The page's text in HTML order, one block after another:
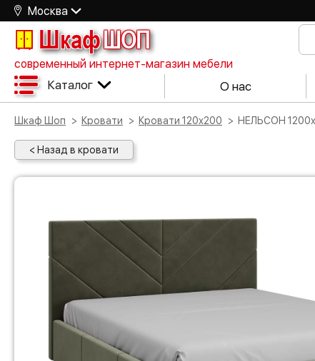
Москва
ШкафШОП
современный интернет-магазин мебели
Каталог О нас
Шкаф Шоп Кровати Кровати 120х200 НЕЛЬСОН
< Назад в кровати